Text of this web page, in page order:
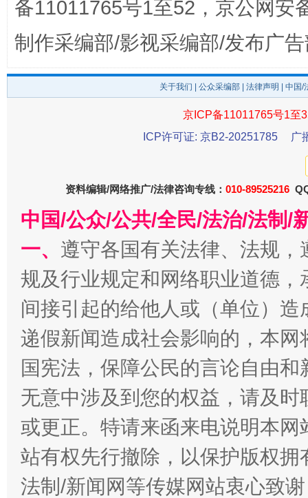
东山县通报“牛蛙产品抗生素超标问题” 法
千年窑火 生生不息
揭开“小金库”的免责幌子
备11011765号1至52，京公网安
制作采编部/影视采编部/发布广
关于我们 公众采编部 法律声明 | 中国
京ICP备11011765号1至
ICP许可证: 京B2-20251785
广
资料编辑/网络推广/法律咨询专线： 010-89525216
中国/公众/公共/全民/法治/法制/
一、 遵守各国有关法律、法规
规及行业规定和网络职业道德
间接引起的给他人或（单位）
递假新闻造成社会影响的，本
国宪法，保障公民的言论自由
无意中涉及到您的权益，请及
或更正。特请来函来电说明本
站有权先行撤除，以保护版权
法制/新闻网等传媒网站衷心致